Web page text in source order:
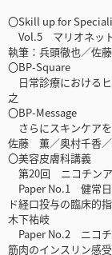
〇Skill up for
Vol.5 マリオネッ
執筆：兵頭徹也／佐
〇BP-Square
日常診療における
之
〇BP-Message
さらにスキンケア
佐藤 薫／奥村千香
〇美容皮膚科講義
第20回 ニコチンア
Paper No.1 健常日
ド経口投与の臨床的
木下祐岐
Paper No.2 ニコチ
筋肉のインスリン感